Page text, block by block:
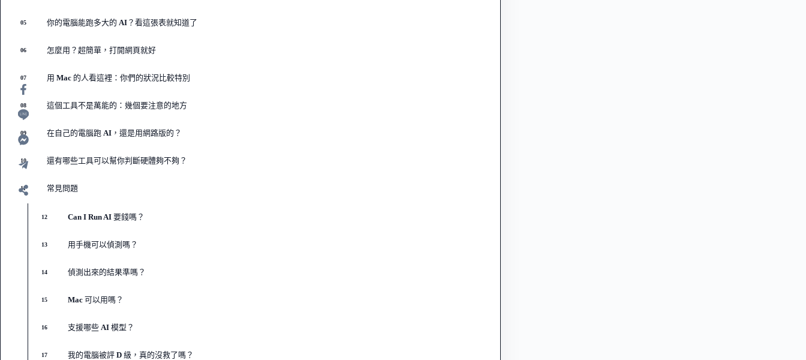
05 你的電腦能跑多大的 AI？看這張表就知道了
06 怎麼用？超簡單，打開網頁就好
07 用 Mac 的人看這裡：你們的狀況比較特別
08 這個工具不是萬能的：幾個要注意的地方
09 在自己的電腦跑 AI，還是用網路版的？
10 還有哪些工具可以幫你判斷硬體夠不夠？
11 常見問題
12 Can I Run AI 要錢嗎？
13 用手機可以偵測嗎？
14 偵測出來的結果準嗎？
15 Mac 可以用嗎？
16 支援哪些 AI 模型？
17 我的電腦被評 D 級，真的沒救了嗎？